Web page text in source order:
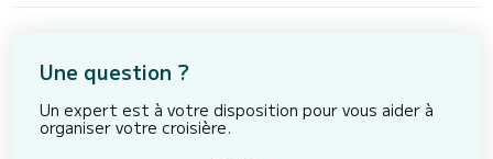
Une question ?
Un expert est à votre disposition pour vous aider à
organiser votre croisière.